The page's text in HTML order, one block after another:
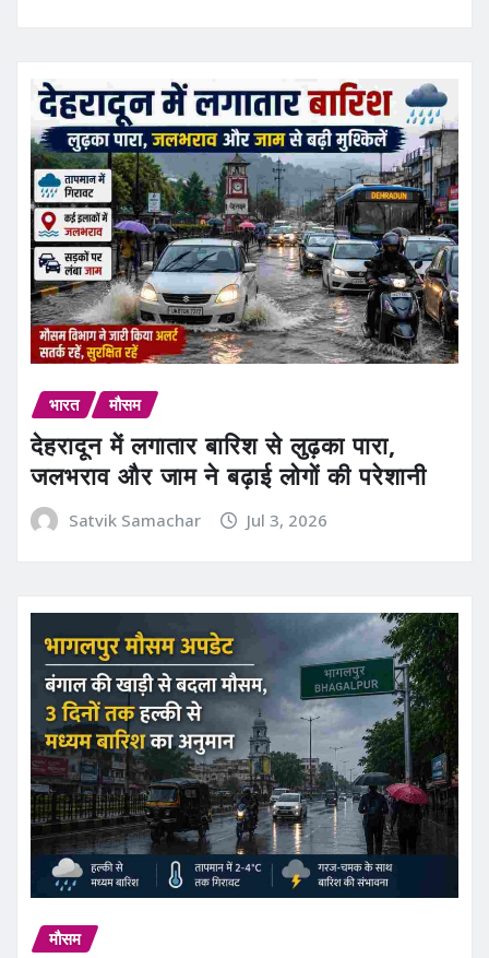
भारत मौसम
देहरादून में लगातार बारिश से लुढ़का पारा,
जलभराव और जाम ने बढ़ाई लोगों की परेशानी
Satvik Samachar Jul 3, 2026
मौसम